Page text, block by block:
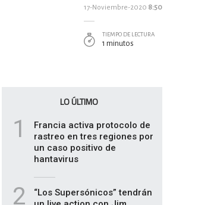
17-Noviembre-2020 8:50
TIEMPO DE LECTURA
1 minutos
LO ÚLTIMO
1
Francia activa protocolo de
rastreo en tres regiones por
un caso positivo de
hantavirus
2
“Los Supersónicos” tendrán